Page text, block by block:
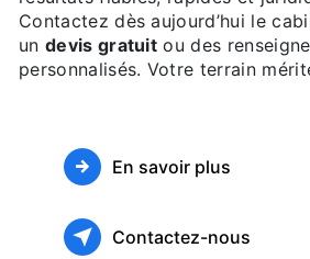
Contactez dès aujourd’hui le
un devis gratuit ou des
personnalisés. Votre terrain
En savoir plus
Contactez-nous